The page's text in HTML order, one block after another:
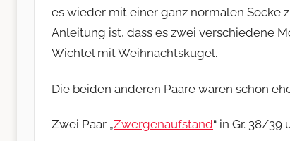
es wieder mit einer ganz normalen Socke
Anleitung ist, dass es zwei verschiedene
Wichtel mit Weihnachtskugel.
Die beiden anderen Paare waren schon
Zwei Paar „Zwergenaufstand“ in Gr. 38/